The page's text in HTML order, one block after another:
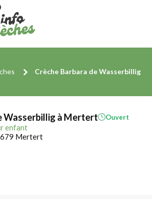
Crèche Barbara de Wasserbillig
Wasserbillig à Mertert Ouvert
enfant
Mertert